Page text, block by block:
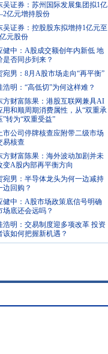
吴证券：苏州国际发展集团拟1亿
亿元增持股份
吴证券：控股股东拟增持1亿元至
元股份
健中：A股成交额创年内新低 地
是否同步到来？
宛男：8月A股市场走向“再平衡”
浩明：“高低切”为何这样难？
方财富陈果：港股互联网兼具AI
用和顺周期消费属性，从“双重承
”转为“双重受益”
市公司停牌核查应附带二级市场
易核查
方财富陈果：海外波动加剧并未
变A股内部再平衡方向
宛男：半导体龙头为何一边减持
边回购？
健中：A股市场政策底信号明确
场底还会远吗？
浩明：交易制度迎多项改革 投资
该如何把握新机遇？